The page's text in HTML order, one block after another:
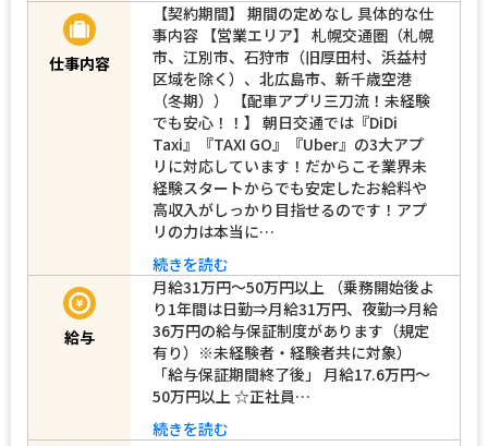
仕事内容
【契約期間】 期間の定めなし 具体的な仕
事内容 【営業エリア】 札幌交通圏（札幌
市、江別市、石狩市（旧厚田村、浜益村
区域を除く）、北広島市、新千歳空港
（冬期）） 【配車アプリ三刀流！未経験
でも安心！！】 朝日交通では『DiDi
Taxi』『TAXI GO』『Uber』の3大アプ
リに対応しています！だからこそ業界未
経験スタートからでも安定したお給料や
高収入がしっかり目指せるのです！アプ
リの力は本当に…
続きを読む
給与
月給31万円～50万円以上 （乗務開始後よ
り1年間は日勤⇒月給31万円、夜勤⇒月給
36万円の給与保証制度があります（規定
有り）※未経験者・経験者共に対象）
「給与保証期間終了後」 月給17.6万円～
50万円以上 ☆正社員…
続きを読む